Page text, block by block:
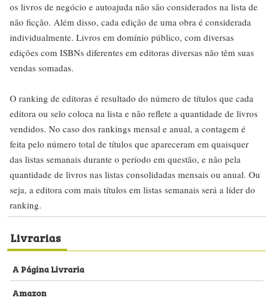
os livros de negócio e autoajuda não são considerados na lista de
não ficção. Além disso, cada edição de uma obra é considerada
individualmente. Livros em domínio público, com diversas
edições com ISBNs diferentes em editoras diversas não têm suas
vendas somadas.
O ranking de editoras é resultado do número de títulos que cada
editora ou selo coloca na lista e não reflete a quantidade de livros
vendidos. No caso dos rankings mensal e anual, a contagem é
feita pelo número total de títulos que apareceram em quaisquer
das listas semanais durante o período em questão, e não pela
quantidade de livros nas listas consolidadas mensais ou anual. Ou
seja, a editora com mais títulos em listas semanais será a líder do
ranking.
Livrarias
A Página Livraria
Amazon